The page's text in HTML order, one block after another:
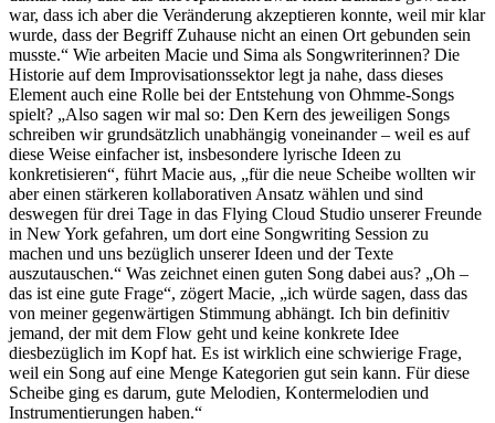
war, dass ich aber die Veränderung akzeptieren konnte, weil mir klar
wurde, dass der Begriff Zuhause nicht an einen Ort gebunden sein
musste.“ Wie arbeiten Macie und Sima als Songwriterinnen? Die
Historie auf dem Improvisationssektor legt ja nahe, dass dieses
Element auch eine Rolle bei der Entstehung von Ohmme-Songs
spielt? „Also sagen wir mal so: Den Kern des jeweiligen Songs
schreiben wir grundsätzlich unabhängig voneinander – weil es auf
diese Weise einfacher ist, insbesondere lyrische Ideen zu
konkretisieren“, führt Macie aus, „für die neue Scheibe wollten wir
aber einen stärkeren kollaborativen Ansatz wählen und sind
deswegen für drei Tage in das Flying Cloud Studio unserer Freunde
in New York gefahren, um dort eine Songwriting Session zu
machen und uns bezüglich unserer Ideen und der Texte
auszutauschen.“ Was zeichnet einen guten Song dabei aus? „Oh –
das ist eine gute Frage“, zögert Macie, „ich würde sagen, dass das
von meiner gegenwärtigen Stimmung abhängt. Ich bin definitiv
jemand, der mit dem Flow geht und keine konkrete Idee
diesbezüglich im Kopf hat. Es ist wirklich eine schwierige Frage,
weil ein Song auf eine Menge Kategorien gut sein kann. Für diese
Scheibe ging es darum, gute Melodien, Kontermelodien und
Instrumentierungen haben.“